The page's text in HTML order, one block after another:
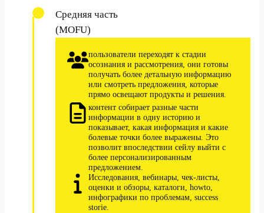
Средняя часть
(MOFU)
пользователи переходят к стадии
осознания и рассмотрения, они готовы
получать более детальную информацию
или смотреть предложения, которые
прямо освещают продукты и решения.
контент собирает разные части
информации в одну историю и
показывает, какая информация и какие
болевые точки более выражены. Это
позволит впоследствии сейлу выйти с
более персонализированным
предложением.
Исследования, вебинары, чек-листы,
оценки и обзоры, каталоги, howto,
инфографики по проблемам, success
storie.